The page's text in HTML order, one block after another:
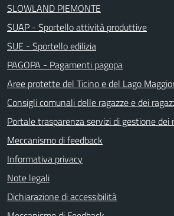
SLOWLAND PIEMONTE
SUAP - Sportello attività produttive
SUE - Sportello edilizia
PAGOPA - Pagamenti pagopa
Aree protette del Ticino e del Lago
Consigli comunali delle ragazze e dei
Portale trasparenza servizi di gestione dei
Meccanismo di feedback
Informativa privacy
Note legali
Dichiarazione di accessibilità